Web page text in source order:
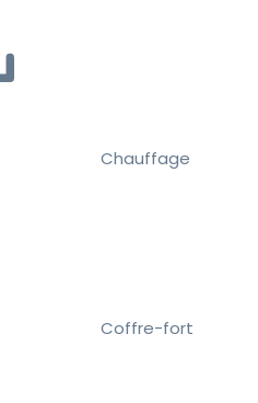
Chauffage
Coffre-fort